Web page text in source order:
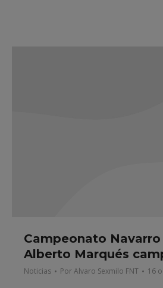
Campeonato Navarro
Alberto Marqués
Noticias PorAlvaro Sexmilo FNT 16